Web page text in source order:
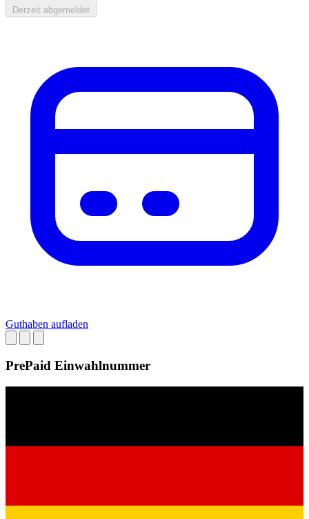
Derzeit abgemeldet
Guthaben aufladen
PrePaid Einwahlnummer